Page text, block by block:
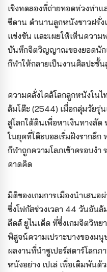
เชิงทดลองที่ถ่ายทอดท่วงท่าแ
ซีดาน ตำนานลูกหนังชาวฝรั่ง
แข่งขัน และเผยให้เห็นความ
บันทึกจิตวิญญาณของยอดนัก
กีฬาให้กลายเป็นงานศิลปะชั้น
ความคลั่งไคล้โลกลูกหนังใน
ล้มโต๊ะ (2544) เมื่อกลุ่มวัยรุ่
สู่โลกใต้ดินเพื่อหาเงินทางลั
ในยุคที่โต๊ะบอลเริ่มฝังรากลึ
กีฬาถูกความโลภเข้าครอบงำ
คาดคิด
มิติของเกมการเมืองนำเสนอ
ซึ่งโฟกัสช่วงเวลา 44 วันอัน
ลีดส์ ยูไนเต็ด ที่ซึ่งเกมจิตวิทย
พิสูจน์ความเปราะบางของม
ผลงานที่นำซูเปอร์สตาร์โลก
หนังอย่าง เปเล่ เพื่อเดิมพัน